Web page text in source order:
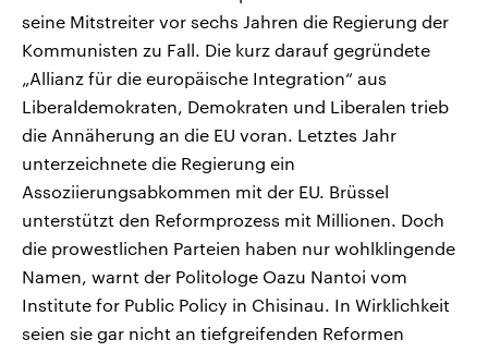
seine Mitstreiter vor sechs Jahren die Regierung der
Kommunisten zu Fall. Die kurz darauf gegründete
„Allianz für die europäische Integration“ aus
Liberaldemokraten, Demokraten und Liberalen trieb
die Annäherung an die EU voran. Letztes Jahr
unterzeichnete die Regierung ein
Assoziierungsabkommen mit der EU. Brüssel
unterstützt den Reformprozess mit Millionen. Doch
die prowestlichen Parteien haben nur wohlklingende
Namen, warnt der Politologe Oazu Nantoi vom
Institute for Public Policy in Chisinau. In Wirklichkeit
seien sie gar nicht an tiefgreifenden Reformen